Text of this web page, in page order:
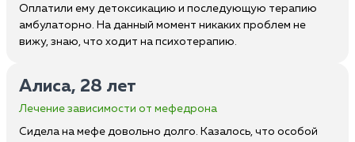
Оплатили ему детоксикацию и последующую терапию
амбулаторно. На данный момент никаких проблем не
вижу, знаю, что ходит на психотерапию.
Алиса, 28 лет
Лечение зависимости от мефедрона
Сидела на мефе довольно долго. Казалось, что особой